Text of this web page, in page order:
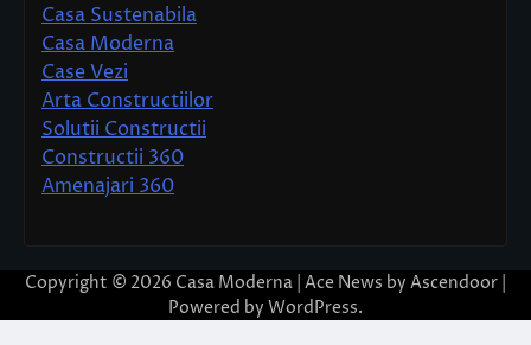
Casa Sustenabila
Casa Moderna
Case Vezi
Arta Constructiilor
Solutii Constructii
Constructii 360
Amenajari 360
Copyright © 2026 Casa Moderna | Ace News by Ascendoor
Powered by WordPress.